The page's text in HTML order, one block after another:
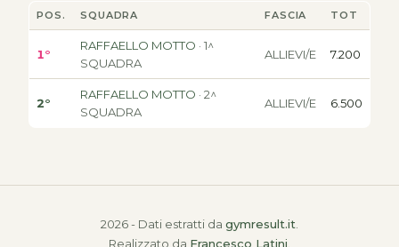
POS. SQUADRA FASCIA TOT
1°
RAFFAELLO MOTTO · 1^
SQUADRA
ALLIEVI/E 7.200
2°
RAFFAELLO MOTTO · 2^
SQUADRA
ALLIEVI/E 6.500
2026 - Dati estratti da gymresult.it
Realizzato da Francesco Latini